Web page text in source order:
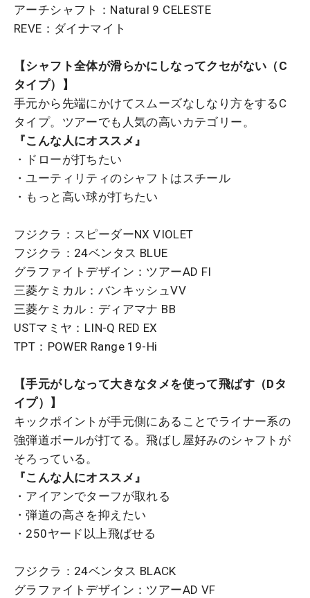
アーチシャフト：Natural 9 CELESTE
REVE：ダイナマイト
【シャフト全体が滑らかにしなってクセがない（C
タイプ）】
手元から先端にかけてスムーズなしなり方をするC
タイプ。ツアーでも人気の高いカテゴリー。
『こんな人にオススメ』
・ドローが打ちたい
・ユーティリティのシャフトはスチール
・もっと高い球が打ちたい
フジクラ：スピーダーNX VIOLET
フジクラ：24ベンタス BLUE
グラファイトデザイン：ツアーAD FI
三菱ケミカル：バンキッシュVV
三菱ケミカル：ディアマナ BB
USTマミヤ：LIN-Q RED EX
TPT：POWER Range 19-Hi
【手元がしなって大きなタメを使って飛ばす（Dタ
イプ）】
キックポイントが手元側にあることでライナー系の
強弾道ボールが打てる。飛ばし屋好みのシャフトが
そろっている。
『こんな人にオススメ』
・アイアンでターフが取れる
・弾道の高さを抑えたい
・250ヤード以上飛ばせる
フジクラ：24ベンタス BLACK
グラファイトデザイン：ツアーAD VF